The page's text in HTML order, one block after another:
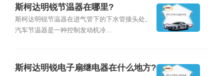
斯柯达明锐节温器在哪里?
斯柯达明锐节温器在进气管下的下水管接头处。
汽车节温器是一种控制发动机冷...
斯柯达明锐电子扇继电器在什么地方?